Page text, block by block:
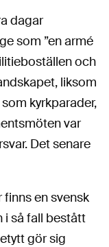
dagar
som ”en armé
och
liksom
kyrkparader,
var
Det senare
finns en svensk
i så fall bestått
gör sig